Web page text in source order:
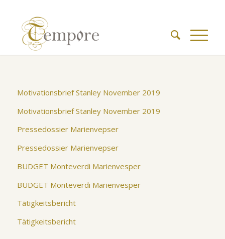
Motivationsbrief Stanley November 2019
Motivationsbrief Stanley November 2019
Pressedossier Marienvepser
Pressedossier Marienvepser
BUDGET Monteverdi Marienvesper
BUDGET Monteverdi Marienvesper
Tätigkeitsbericht
Tätigkeitsbericht